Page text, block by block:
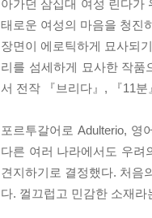
아가던 삼십대 여성 린다가
태로운 여성의 마음을 청진
장면이 에로틱하게 묘사되
리를 섬세하게 묘사한 작
서 전작 『브리다』, 『11
포르투갈어로 Adulterio, 영
다른 여러 나라에서도 우려
견지하기로 결정했다. 처음
다. 껄끄럽고 민감한 소재